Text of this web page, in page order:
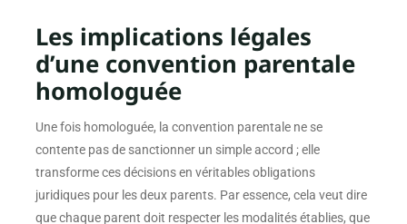
Les implications légales
d’une convention parentale
homologuée
Une fois homologuée, la convention parentale ne se
contente pas de sanctionner un simple accord ; elle
transforme ces décisions en véritables obligations
juridiques pour les deux parents. Par essence, cela veut dire
que chaque parent doit respecter les modalités établies, que